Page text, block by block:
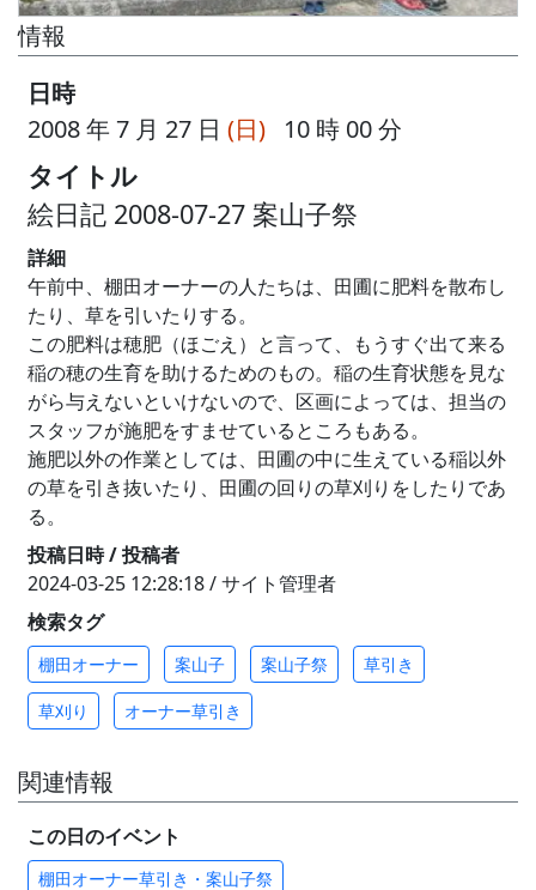
情報
日時
2008 年 7 月 27 日 (日) 10 時 00 分
タイトル
絵日記 2008-07-27 案山子祭
詳細
午前中、棚田オーナーの人たちは、田圃に肥料を散布し
たり、草を引いたりする。
この肥料は穂肥（ほごえ）と言って、もうすぐ出て来る
稲の穂の生育を助けるためのもの。稲の生育状態を見な
がら与えないといけないので、区画によっては、担当の
スタッフが施肥をすませているところもある。
施肥以外の作業としては、田圃の中に生えている稲以外
の草を引き抜いたり、田圃の回りの草刈りをしたりであ
る。
投稿日時 / 投稿者
2024-03-25 12:28:18 / サイト管理者
検索タグ
棚田オーナー 案山子 案山子祭 草引き
草刈り オーナー草引き
関連情報
この日のイベント
棚田オーナー草引き・案山子祭